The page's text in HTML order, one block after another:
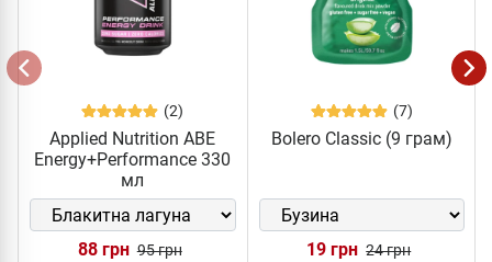
(2)
Applied Nutrition ABE
Energy+Performance 330
мл
88 грн 95 грн
(7)
Bolero Classic (9 грам)
19 грн 24 грн